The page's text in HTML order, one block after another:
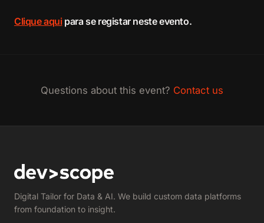
Clique aquipara se registar neste evento.
Questions about this event? Contact us
Digital Tailor for Data & AI. We build custom data platforms
from foundation to insight.